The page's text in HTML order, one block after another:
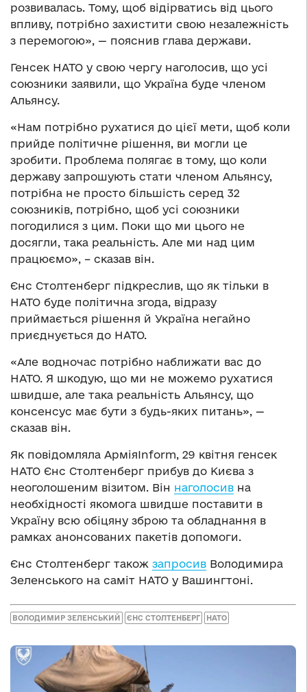
розвивалась. Тому, щоб відірватись від цього
впливу, потрібно захистити свою незалежність
з перемогою», — пояснив глава держави.
Генсек НАТО у свою чергу наголосив, що усі
союзники заявили, що Україна буде членом
Альянсу.
«Нам потрібно рухатися до цієї мети, щоб коли
прийде політичне рішення, ви могли це
зробити. Проблема полягає в тому, що коли
державу запрошують стати членом Альянсу,
потрібна не просто більшість серед 32
союзників, потрібно, щоб усі союзники
погодилися з цим. Поки що ми цього не
досягли, така реальність. Але ми над цим
працюємо», – сказав він.
Єнс Столтенберг підкреслив, що як тільки в
НАТО буде політична згода, відразу
приймається рішення й Україна негайно
приєднується до НАТО.
«Але водночас потрібно наближати вас до
НАТО. Я шкодую, що ми не можемо рухатися
швидше, але така реальність Альянсу, що
консенсус має бути з будь-яких питань», —
сказав він.
Як повідомляла АрміяInform, 29 квітня генсек
НАТО Єнс Столтенберг прибув до Києва з
неоголошеним візитом. Він наголосив на
необхідності якомога швидше поставити в
Україну всю обіцяну зброю та обладнання в
рамках анонсованих пакетів допомоги.
Єнс Столтенберг також запросив Володимира
Зеленського на саміт НАТО у Вашингтоні.
ВОЛОДИМИР ЗЕЛЕНСЬКИЙ ЄНС СТОЛТЕНБЕРГ НАТО